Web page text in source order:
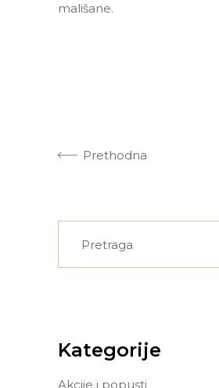
mališane.
Prethodna
Kategorije
Akcije i popusti